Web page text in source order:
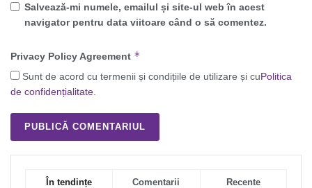
Salvează-mi numele, emailul și site-ul web în acest
navigator pentru data viitoare când o să comentez.
Privacy Policy Agreement *
Sunt de acord cu termenii și condițiile de utilizare și cuPolitica
de confidențialitate
În tendințe Comentarii Recente